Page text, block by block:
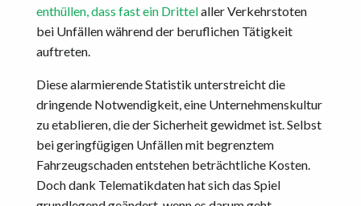
enthüllen, dass fast ein Drittelaller Verkehrstoten
bei Unfällen während der beruflichen Tätigkeit
auftreten.
Diese alarmierende Statistik unterstreicht die
dringende Notwendigkeit, eine Unternehmenskultur
zu etablieren, die der Sicherheit gewidmet ist. Selbst
bei geringfügigen Unfällen mit begrenztem
Fahrzeugschaden entstehen beträchtliche Kosten.
Doch dank Telematikdaten hat sich das Spiel